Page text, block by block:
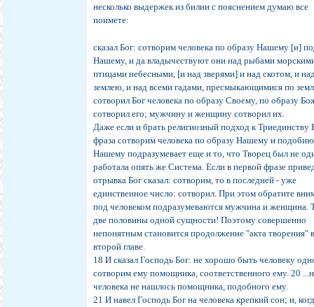
несколько выдержек из билии с пояснением думаю все
поимете:
сказал Бог: сотворим человека по образу Нашему [и]
Нашему, и да владычествуют они над рыбами
птицами небесными, [и над зверями] и над скотом, и
землею, и над всеми гадами, пресмыкающимися по
сотворил Бог человека по образу Своему, по образу
сотворил его; мужчину и женщину сотворил их.
Даже если и брать религиозный подход к Триединству
фраза сотворим человека по образу Нашему и подобию
Нашему подразумевает еще и то, что Творец был не
работала опять же Система. Если в первой фразе
отрывка Бог сказал: сотворим, то в последней - уже
единственное число: сотворил. При этом обратите
под человеком подразумеваются мужчина и женщина.
две половины одной сущности! Поэтому совершенно
непонятным становится продолжение "акта творения"
второй главе.
18 И сказал Господь Бог: не хорошо быть человеку
сотворим ему помощника, соответственного ему. 20
человека не нашлось помощника, подобного ему.
21 И навел Господь Бог на человека крепкий сон; и,